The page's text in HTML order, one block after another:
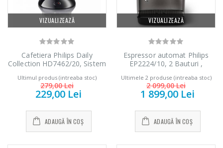
VIZUALIZEAZĂ
Cafetiera Philips Daily
Collection HD7462/20, Sistem
twister, Vas de sticla, 1000W,
1.2 l, 2-15 cesti, Negru si
metalic
Ultimul produs (intreaba stoc)
279,00 Lei
229,00 Lei
ADAUGĂ ÎN COȘ
VIZUALIZEAZĂ
Espressor automat Philips
EP2224/10, 2 Bauturi ,
Spumare a Laptelui, Ecran
Tactil, Negru
Ultimele 2 produse (intreaba stoc)
2 099,00 Lei
1 899,00 Lei
ADAUGĂ ÎN COȘ